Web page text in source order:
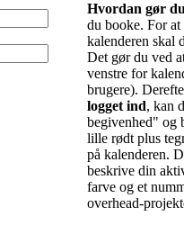
Hvordan gør
du booke. For
kalenderen skal
Det gør du ved
venstre for
brugere).
logget ind, kan
begivenhed" og
lille rødt plus
på kalenderen.
beskrive din
farve og et
overhead-